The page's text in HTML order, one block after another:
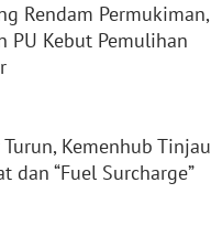
Rendam Permukiman,
PU Kebut Pemulihan
Kemenhub Tinjau
dan “Fuel Surcharge”